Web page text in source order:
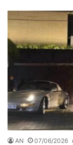
AN 07/06/2026